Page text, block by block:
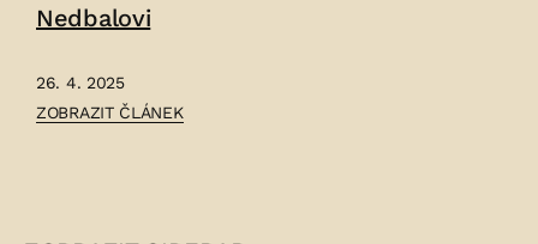
Nedbalovi
26. 4. 2025
ČLÁNEK:
ZOBRAZIT ČLÁNEK